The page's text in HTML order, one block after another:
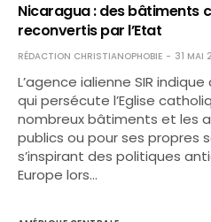
Nicaragua : des bâtiments
reconvertis par l’Etat
RÉDACTION CHRISTIANOPHOBIE 31 MAI
L’agence ialienne SIR
qui persécute l’Eglise
nombreux bâtiments et les
publics ou pour ses propres
s’inspirant des politiques
Europe lors…